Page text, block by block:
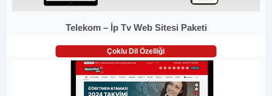
Telekom – İp Tv Web Sitesi Paketi
Çoklu Dil Özelliği